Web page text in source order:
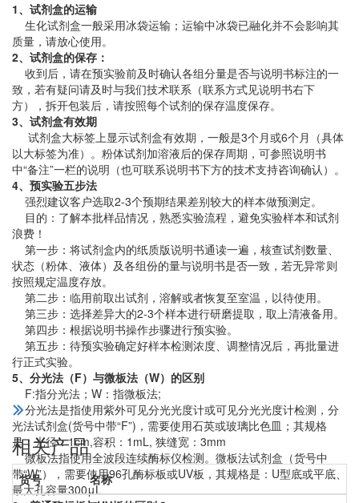
1、试剂盒的运输
生化试剂盒一般采用冰袋运输；运输中冰袋已融化并不会影响其
质量，请放心使用。
2、试剂盒的保存：
收到后，请在预实验前及时确认各组分量是否与说明书标注的一
致，若有疑问请及时与我们技术联系（联系方式见说明书右下
方），拆开包装后，请按照每个试剂的保存温度保存。
3、试剂盒有效期
试剂盒大标签上显示试剂盒有效期，一般是3个月或6个月（具体
以大标签为准）。粉体试剂加溶液后的保存周期，可参照说明书
中“备注”一栏的说明（也可联系说明书下方的技术支持咨询确认）。
4、预实验五步法
强烈建议客户选取2-3个预期结果差别较大的样本做预测定。
目的：了解本批样品情况，熟悉实验流程，避免实验样本和试剂
浪费！
第一步：将试剂盒内的纸质版说明书通读一遍，核查试剂数量、
状态（粉体、液体）及各组份的量与说明书是否一致，若无异常则
按照规定温度存放。
第二步：临用前取出试剂，溶解或者恢复至室温，以待使用。
第三步：选择差异大的2-3个样本进行研磨提取，取上清液备用。
第四步：根据说明书操作步骤进行预实验。
第五步：待预实验确定好样本检测浓度、调整情况后，再批量进
行正式实验。
5、分光法（F）与微板法（W）的区别
F:指分光法；W：指微板法;
分光法是指使用紫外可见分光光度计或可见分光光度计检测，分
光法试剂盒(货号中带“F”)，需要使用石英或玻璃比色皿；其规格
是：光径：1cm,容积：1mL, 狭缝宽：3mm
微板法指使用全波段连续酶标仪检测。微板法试剂盒（货号中
带“W”），需要使用96孔酶标板或UV板，其规格是：U型底或平底、
最大孔容量300μL
相关产品
货号 名称